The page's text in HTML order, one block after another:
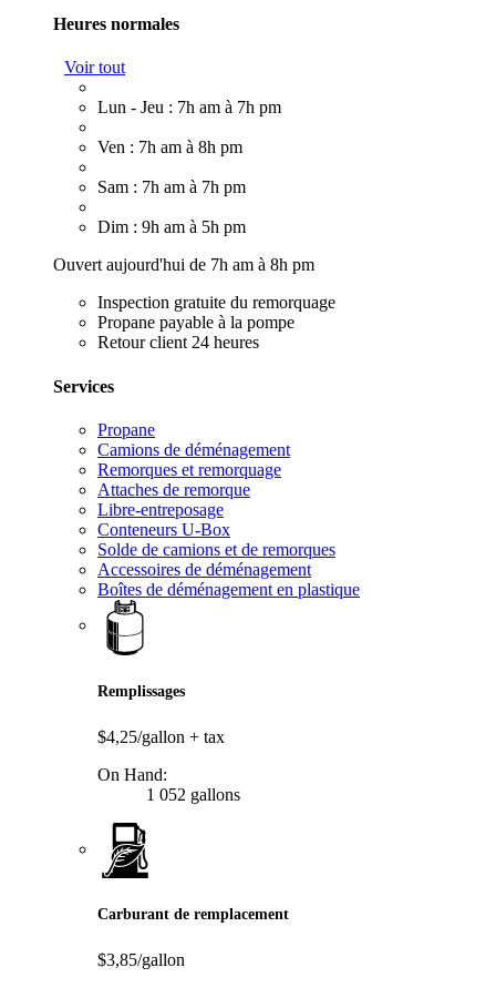
Heures normales
Voir tout
Lun - Jeu : 7h am à 7h pm
Ven : 7h am à 8h pm
Sam : 7h am à 7h pm
Dim : 9h am à 5h pm
Ouvert aujourd'hui de 7h am à 8h pm
Inspection gratuite du remorquage
Propane payable à la pompe
Retour client 24 heures
Services
Propane
Camions de déménagement
Remorques et remorquage
Attaches de remorque
Libre-entreposage
Conteneurs U-Box
Solde de camions et de remorques
Accessoires de déménagement
Boîtes de déménagement en plastique
Remplissages
$4,25/gallon + tax
On Hand:
1 052 gallons
Carburant de remplacement
$3,85/gallon